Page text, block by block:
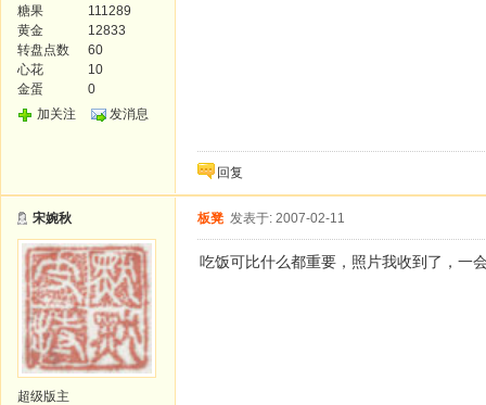
糖果
111289
黄金
12833
转盘点数
60
心花
10
金蛋
0
加关注
发消息
回复
宋婉秋
超级版主
板凳 发表于: 2007-02-11
吃饭可比什么都重要，照片我收到了，一